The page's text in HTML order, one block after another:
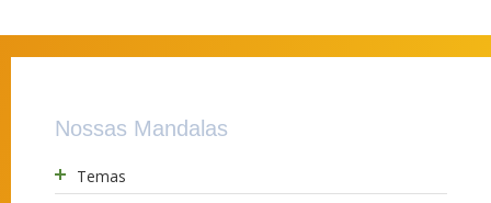
Nossas Mandalas
Temas